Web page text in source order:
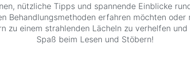
nützliche Tipps und spannende Einblicke
Behandlungsmethoden erfahren möchten
zu einem strahlenden Lächeln zu verhelfen
Spaß beim Lesen und Stöbern!